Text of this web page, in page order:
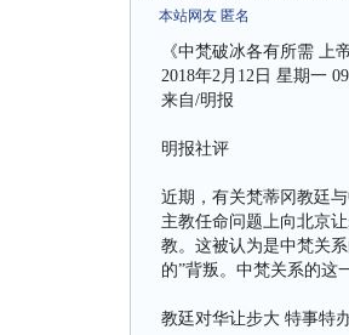
本站网友 匿名
《中梵破冰各有所需 上
2018年2月12日 星期一
来自/明报
明报社评
近期，有关梵蒂冈教廷
主教任命问题上向北京
教。这被认为是中梵关
的”背叛。中梵关系的这
教廷对华让步大 特事特